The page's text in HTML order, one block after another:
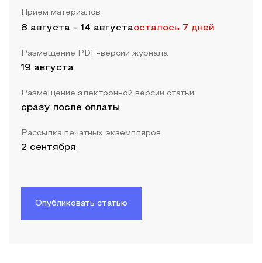
Прием материалов
8 августа - 14 августаосталось 7 дней
Размещение PDF-версии журнала
19 августа
Размещение электронной версии статьи
сразу после оплаты
Рассылка печатных экземпляров
2 сентября
Опубликовать статью